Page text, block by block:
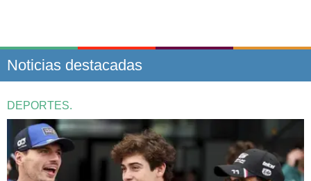
Noticias destacadas
DEPORTES.